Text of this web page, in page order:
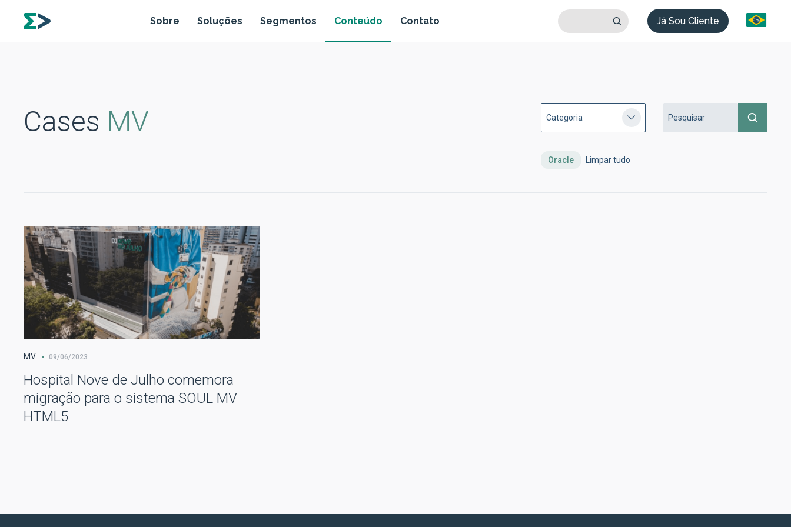
Sobre Soluções Segmentos Conteúdo Contato Já Sou Cliente
Cases MV
Oracle Limpar tudo
MV 09/06/2023
Hospital Nove de Julho comemora
migração para o sistema SOUL MV
HTML5